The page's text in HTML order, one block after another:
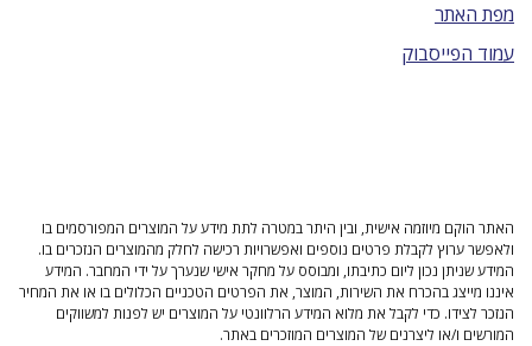
מפת האתר
עמוד הפייסבוק
האתר הוקם מיוזמה אישית, ובין היתר במטרה לתת מידע על המוצרים המפורסמים בו
ולאפשר ערוץ לקבלת פרטים נוספים ואפשרויות רכישה לחלק מהמוצרים הנזכרים בו.
המידע שניתן נכון ליום כתיבתו, ומבוסס על מחקר אישי שנערך על ידי המחבר. המידע
איננו מייצג בהכרח את השירות, המוצר, את הפרטים הטכניים הכלולים בו או את המחיר
הנזכר לצידו. כדי לקבל את מלוא המידע הרלוונטי על המוצרים יש לפנות למשווקים
המורשים ו/או ליצרנים של המוצרים המוזכרים באתר.